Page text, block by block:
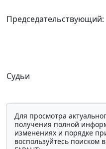
Председательствующий:
Судьи
Для просмотра
получения полной
изменениях и порядке
воспользуйтесь поиском